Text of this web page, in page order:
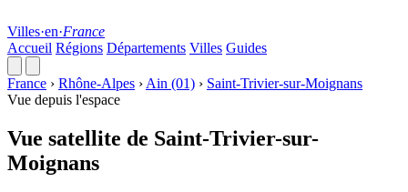
Villes·en·France
Accueil Régions Départements Villes Guides
France › Rhône-Alpes › Ain (01) › Saint-Trivier-sur-Moignans
Vue depuis l'espace
Vue satellite de Saint-Trivier-sur-
Moignans